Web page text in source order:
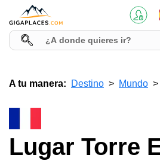
A tu manera: Destino Mundo
Lugar Torre